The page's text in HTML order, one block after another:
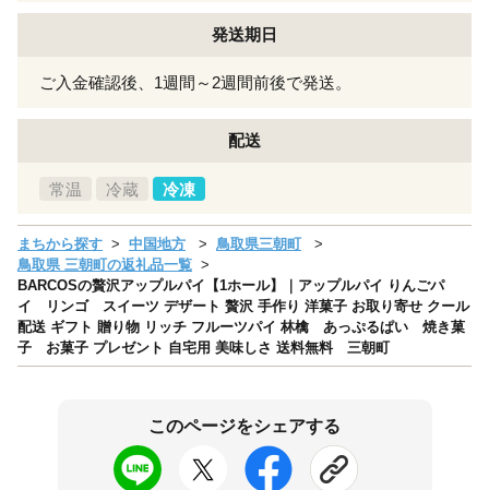
発送期日
ご入金確認後、1週間～2週間前後で発送。
配送
常温 冷蔵 冷凍
まちから探す 中国地方
鳥取県三朝町
鳥取県 三朝町の返礼品一覧
BARCOSの贅沢アップルパイ【1ホール】｜アップルパイ りんごパ
イ リンゴ スイーツ デザート 贅沢 手作り 洋菓子 お取り寄せ クール
配送 ギフト 贈り物 リッチ フルーツパイ 林檎 あっぷるぱい 焼き菓
子 お菓子 プレゼント 自宅用 美味しさ 送料無料 三朝町
このページをシェアする